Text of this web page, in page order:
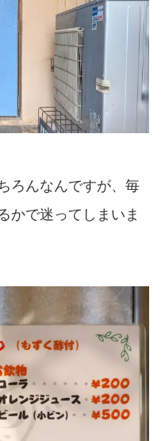
ろんなんですが、毎
かで迷ってしまいま